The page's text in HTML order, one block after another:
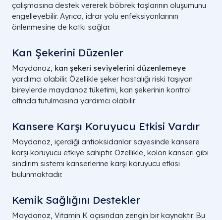
çalışmasına destek vererek böbrek taşlarının oluşumunu
engelleyebilir. Ayrıca, idrar yolu enfeksiyonlarının
önlenmesine de katkı sağlar.
Kan Şekerini Düzenler
Maydanoz, kan şekeri seviyelerini düzenlemeye
yardımcı olabilir. Özellikle şeker hastalığı riski taşıyan
bireylerde maydanoz tüketimi, kan şekerinin kontrol
altında tutulmasına yardımcı olabilir.
Kansere Karşı Koruyucu Etkisi Vardır
Maydanoz, içerdiği antioksidanlar sayesinde kansere
karşı koruyucu etkiye sahiptir. Özellikle, kolon kanseri gibi
sindirim sistemi kanserlerine karşı koruyucu etkisi
bulunmaktadır.
Kemik Sağlığını Destekler
Maydanoz, Vitamin K açısından zengin bir kaynaktır. Bu